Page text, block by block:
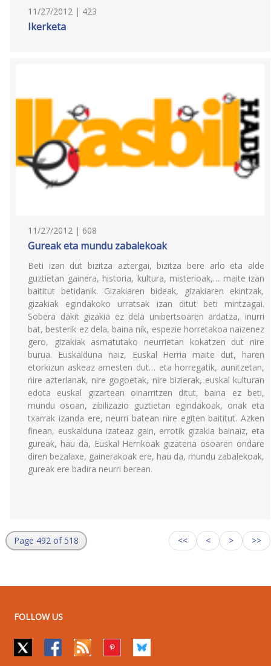
11/27/2012 | 423
Ikerketa
11/27/2012 | 608
Gureak eta mundu zabalekoak
Beti izan dut bizitza aztergai, bizitza bere arlo eta alde
guztietan gainera, historia, kultura, misterioak,… maite izan
baititut betidanik. Gizakiaren bideak, gizakiaren ekintzak,
gizakiak egindakoko urratsak izan ditut beti mintzagai.
Sobera dakit gizakia ez dela unibertsoaren ardatza, inurri
bat, besterik ez dela, baina nik, espezie horretakoa naizenez
gero, gizakiak asmatutako neurrietan kokatzen dut nire
burua. Euskalduna naiz, Euskal Herria maite dut, haren
etorkizun askeaz amesten dut… eta horregatik, aunitzetan,
nire azterlanak, nire gogoetak, nire bizierak, euskal kulturan
edota euskal gizartean oinarritzen ditut, baina ez beti,
mundu osoan, zibilizazio guztietan egindakoak, onak eta
txarrak izanda ere, neurri batean nire egiten baititut. Azken
finean, euskalduna izateaz gain, errotik gizakia bainaiz, eta
gureak, hau da, Euskal Herrikoak gizateria osoaren ondare
diren bezalaxe, gainerakoak ere, hau da, mundu zabalekoak,
gureak ere badira neurri berean.
Page 492 of 518 << < > >>
FOLLOW US